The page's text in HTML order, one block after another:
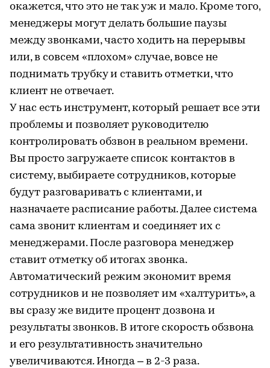
окажется, что это не так уж и мало. Кроме того,
менеджеры могут делать большие паузы
между звонками, часто ходить на перерывы
или, в совсем «плохом» случае, вовсе не
поднимать трубку и ставить отметки, что
клиент не отвечает.
У нас есть инструмент, который решает все эти
проблемы и позволяет руководителю
контролировать обзвон в реальном времени.
Вы просто загружаете список контактов в
систему, выбираете сотрудников, которые
будут разговаривать с клиентами, и
назначаете расписание работы. Далее система
сама звонит клиентам и соединяет их с
менеджерами. После разговора менеджер
ставит отметку об итогах звонка.
Автоматический режим экономит время
сотрудников и не позволяет им «халтурить», а
вы сразу же видите процент дозвона и
результаты звонков. В итоге скорость обзвона
и его результативность значительно
увеличиваются. Иногда – в 2-3 раза.